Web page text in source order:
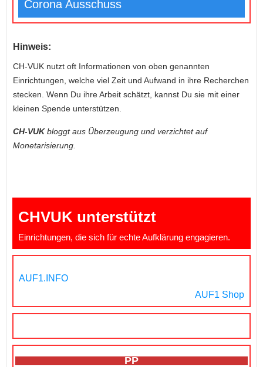
Corona Ausschuss
Hinweis:
CH-VUK nutzt oft Informationen von oben genannten
Einrichtungen, welche viel Zeit und Aufwand in ihre Recherchen
stecken. Wenn Du ihre Arbeit schätzt, kannst Du sie mit einer
kleinen Spende unterstützen.
CH-VUKbloggt aus Überzeugung und verzichtet auf
Monetarisierung.
CHVUK unterstützt
Einrichtungen, die sich für echte Aufklärung engagieren.
AUF1.INFO
AUF1 Shop
PP